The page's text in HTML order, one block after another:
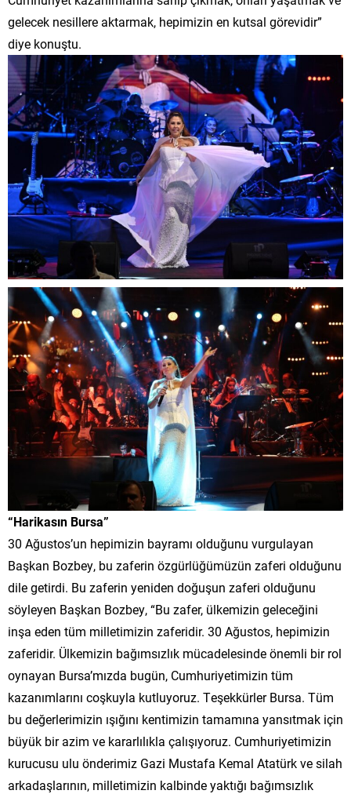
gelecek nesillere aktarmak, hepimizin en kutsal görevidir”
diye konuştu.
“Harikasın Bursa”
30 Ağustos’un hepimizin bayramı olduğunu vurgulayan
Başkan Bozbey, bu zaferin özgürlüğümüzün zaferi olduğunu
dile getirdi. Bu zaferin yeniden doğuşun zaferi olduğunu
söyleyen Başkan Bozbey, “Bu zafer, ülkemizin geleceğini
inşa eden tüm milletimizin zaferidir. 30 Ağustos, hepimizin
zaferidir. Ülkemizin bağımsızlık mücadelesinde önemli bir rol
oynayan Bursa’mızda bugün, Cumhuriyetimizin tüm
kazanımlarını coşkuyla kutluyoruz. Teşekkürler Bursa. Tüm
bu değerlerimizin ışığını kentimizin tamamına yansıtmak için
büyük bir azim ve kararlılıkla çalışıyoruz. Cumhuriyetimizin
kurucusu ulu önderimiz Gazi Mustafa Kemal Atatürk ve silah
arkadaşlarının, milletimizin kalbinde yaktığı bağımsızlık